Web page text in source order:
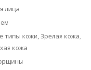
лица
типы кожи, Зрелая кожа,
кожа